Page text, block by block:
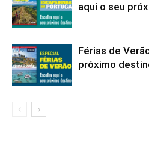
aqui o seu
Férias de
próximo